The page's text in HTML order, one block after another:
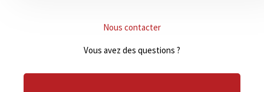
Nous contacter
Vous avez des questions ?